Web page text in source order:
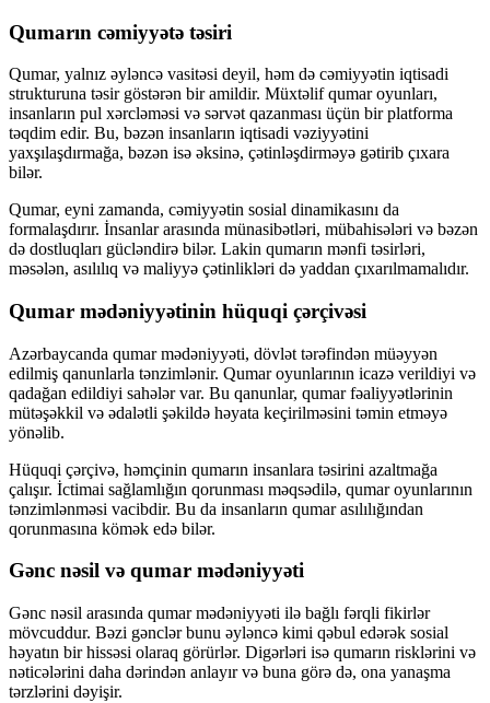
Qumarın cəmiyyətə təsiri
Qumar, yalnız əyləncə vasitəsi deyil, həm də cəmiyyətin iqtisadi
strukturuna təsir göstərən bir amildir. Müxtəlif qumar oyunları,
insanların pul xərcləməsi və sərvət qazanması üçün bir platforma
təqdim edir. Bu, bəzən insanların iqtisadi vəziyyətini
yaxşılaşdırmağa, bəzən isə əksinə, çətinləşdirməyə gətirib çıxara
bilər.
Qumar, eyni zamanda, cəmiyyətin sosial dinamikasını da
formalaşdırır. İnsanlar arasında münasibətləri, mübahisələri və bəzən
də dostluqları gücləndirə bilər. Lakin qumarın mənfi təsirləri,
məsələn, asılılıq və maliyyə çətinlikləri də yaddan çıxarılmamalıdır.
Qumar mədəniyyətinin hüquqi çərçivəsi
Azərbaycanda qumar mədəniyyəti, dövlət tərəfindən müəyyən
edilmiş qanunlarla tənzimlənir. Qumar oyunlarının icazə verildiyi və
qadağan edildiyi sahələr var. Bu qanunlar, qumar fəaliyyətlərinin
mütəşəkkil və ədalətli şəkildə həyata keçirilməsini təmin etməyə
yönəlib.
Hüquqi çərçivə, həmçinin qumarın insanlara təsirini azaltmağa
çalışır. İctimai sağlamlığın qorunması məqsədilə, qumar oyunlarının
tənzimlənməsi vacibdir. Bu da insanların qumar asılılığından
qorunmasına kömək edə bilər.
Gənc nəsil və qumar mədəniyyəti
Gənc nəsil arasında qumar mədəniyyəti ilə bağlı fərqli fikirlər
mövcuddur. Bəzi gənclər bunu əyləncə kimi qəbul edərək sosial
həyatın bir hissəsi olaraq görürlər. Digərləri isə qumarın risklərini və
nəticələrini daha dərindən anlayır və buna görə də, ona yanaşma
tərzlərini dəyişir.